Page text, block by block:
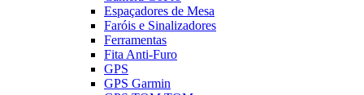
Espaçadores de Mesa
Faróis e Sinalizadores
Ferramentas
Fita Anti-Furo
GPS
GPS Garmin